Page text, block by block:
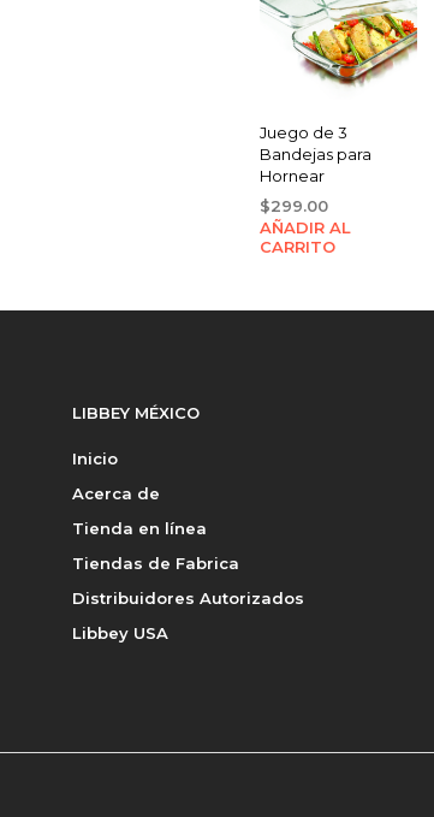
Juego de 3
Bandejas para
Hornear
$299.00
AÑADIR AL
CARRITO
LIBBEY MÉXICO
Inicio
Acerca de
Tienda en línea
Tiendas de Fabrica
Distribuidores Autorizados
Libbey USA